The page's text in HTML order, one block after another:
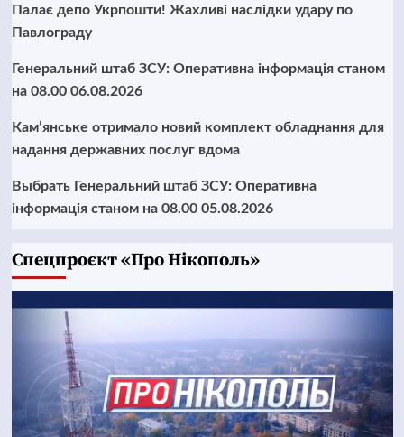
Палає депо Укрпошти! Жахливі наслідки удару по
Павлограду
Генеральний штаб ЗСУ: Оперативна інформація станом
на 08.00 06.08.2026
Кам’янське отримало новий комплект обладнання для
надання державних послуг вдома
Выбрать Генеральний штаб ЗСУ: Оперативна
інформація станом на 08.00 05.08.2026
Cпецпроєкт «Про Нікополь»